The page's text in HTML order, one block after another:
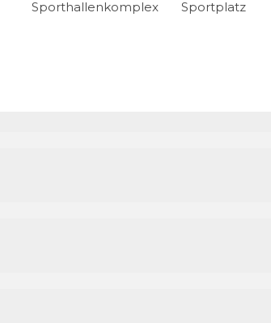
Sporthallenkomplex Sportplatz